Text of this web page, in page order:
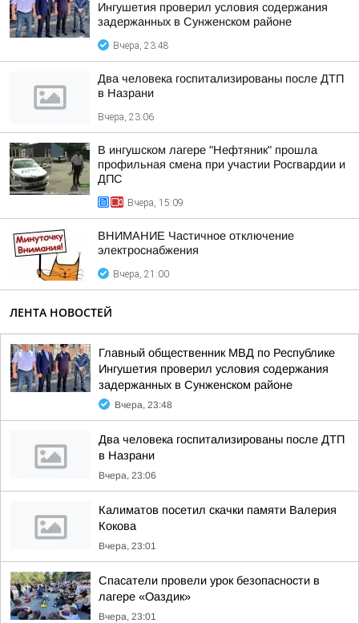
Ингушетия проверил условия содержания
задержанных в Сунженском районе
Вчера, 23:48
Два человека госпитализированы после ДТП
в Назрани
Вчера, 23:06
В ингушском лагере "Нефтяник" прошла
профильная смена при участии Росгвардии и
ДПС
Вчера, 15:09
ВНИМАНИЕ Частичное отключение
электроснабжения
Вчера, 21:00
ЛЕНТА НОВОСТЕЙ
Главный общественник МВД по Республике
Ингушетия проверил условия содержания
задержанных в Сунженском районе
Вчера, 23:48
Два человека госпитализированы после ДТП
в Назрани
Вчера, 23:06
Калиматов посетил скачки памяти Валерия
Кокова
Вчера, 23:01
Спасатели провели урок безопасности в
лагере «Оаздик»
Вчера, 23:01